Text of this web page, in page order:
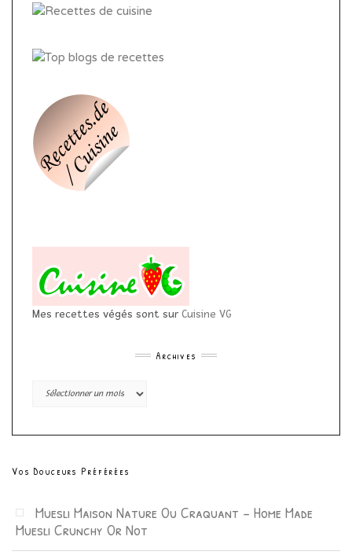
Mes recettes végés sont sur Cuisine VG
Archives
Archives
Vos Douceurs Préférées
Muesli Maison Nature Ou Craquant – Home Made
Muesli Crunchy Or Not